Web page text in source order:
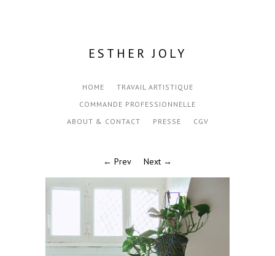
ESTHER JOLY
HOME
TRAVAIL ARTISTIQUE
COMMANDE PROFESSIONNELLE
ABOUT & CONTACT
PRESSE CGV
← Prev Next →